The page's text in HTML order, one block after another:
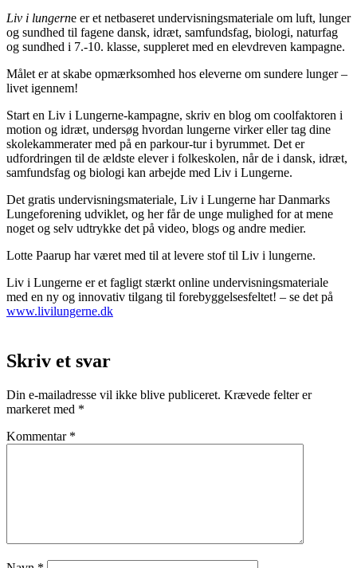
Liv i lungerne er et netbaseret undervisningsmateriale om luft, lunger
og sundhed til fagene dansk, idræt, samfundsfag, biologi, naturfag
og sundhed i 7.-10. klasse, suppleret med en elevdreven kampagne.
Målet er at skabe opmærksomhed hos eleverne om sundere lunger –
livet igennem!
Start en Liv i Lungerne-kampagne, skriv en blog om coolfaktoren i
motion og idræt, undersøg hvordan lungerne virker eller tag dine
skolekammerater med på en parkour-tur i byrummet. Det er
udfordringen til de ældste elever i folkeskolen, når de i dansk, idræt,
samfundsfag og biologi kan arbejde med Liv i Lungerne.
Det gratis undervisningsmateriale, Liv i Lungerne har Danmarks
Lungeforening udviklet, og her får de unge mulighed for at mene
noget og selv udtrykke det på video, blogs og andre medier.
Lotte Paarup har været med til at levere stof til Liv i lungerne.
Liv i Lungerne er et fagligt stærkt online undervisningsmateriale
med en ny og innovativ tilgang til forebyggelsesfeltet! – se det på
www.livilungerne.dk
Skriv et svar
Din e-mailadresse vil ikke blive publiceret. Krævede felter er
markeret med *
Kommentar *